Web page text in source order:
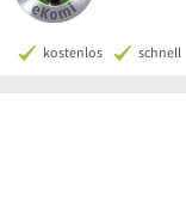
kostenlos schnell